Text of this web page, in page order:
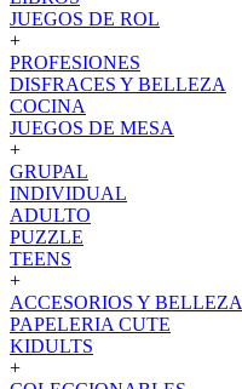
JUEGOS DE ROL
+
PROFESIONES
DISFRACES Y BELLEZA
COCINA
JUEGOS DE MESA
+
GRUPAL
INDIVIDUAL
ADULTO
PUZZLE
TEENS
+
ACCESORIOS Y BELLEZA
PAPELERIA CUTE
KIDULTS
+